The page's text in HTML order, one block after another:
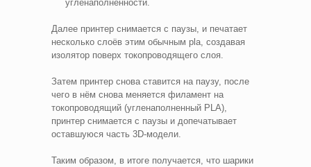
угленаполненности.
Далее принтер снимается с паузы, и печатает
несколько слоёв этим обычным pla, создавая
изолятор поверх токопроводящего слоя.
Затем принтер снова ставится на паузу, после
чего в нём снова меняется филамент на
токопроводящий (угленаполненный PLA),
принтер снимается с паузы и допечатывает
оставшуюся часть 3D-модели.
Таким образом, в итоге получается, что шарики